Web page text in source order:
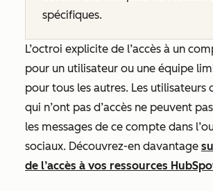
spécifiques.
L’octroi explicite de l’accès à un
pour un utilisateur ou une équipe
pour tous les autres. Les utilisateurs
qui n’ont pas d’accès ne peuvent
les messages de ce compte dans
sociaux. Découvrez-en davantage
de l’accès à vos ressources